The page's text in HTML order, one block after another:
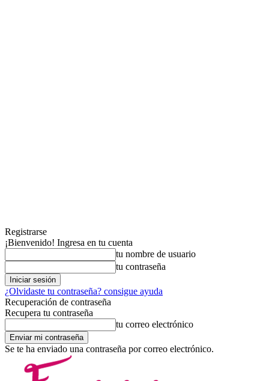
Registrarse
¡Bienvenido! Ingresa en tu cuenta
tu nombre de usuario
tu contraseña
¿Olvidaste tu contraseña? consigue ayuda
Recuperación de contraseña
Recupera tu contraseña
tu correo electrónico
Se te ha enviado una contraseña por correo electrónico.